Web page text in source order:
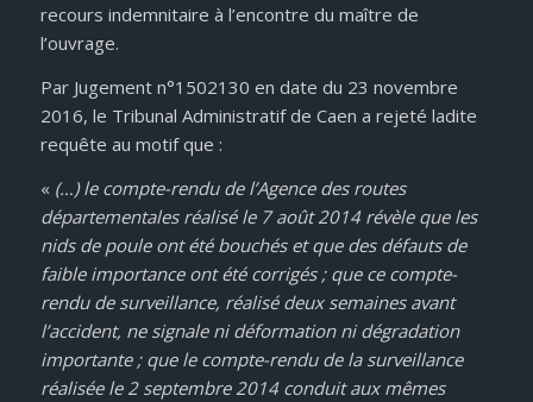
recours indemnitaire à l’encontre du maître de
l’ouvrage.
Par Jugement n°1502130 en date du 23 novembre
2016, le Tribunal Administratif de Caen a rejeté ladite
requête au motif que :
« (…) le compte-rendu de l’Agence des routes
départementales réalisé le 7 août 2014 révèle que les
nids de poule ont été bouchés et que des défauts de
faible importance ont été corrigés ; que ce compte-
rendu de surveillance, réalisé deux semaines avant
l’accident, ne signale ni déformation ni dégradation
importante ; que le compte-rendu de la surveillance
réalisée le 2 septembre 2014 conduit aux mêmes